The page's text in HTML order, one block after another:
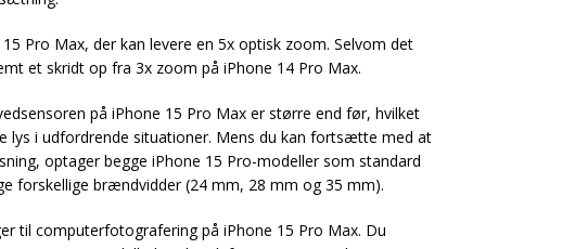
Pro Max, der kan levere en 5x optisk zoom. Selvom det
et skridt op fra 3x zoom på iPhone 14 Pro Max.
på iPhone 15 Pro Max er større end før, hvilket
lys i udfordrende situationer. Mens du kan fortsætte med at
optager begge iPhone 15 Pro-modeller som standard
forskellige brændvidder (24 mm, 28 mm og 35 mm).
til computerfotografering på iPhone 15 Pro Max. Du